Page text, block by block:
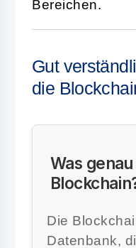
Bereichen.
Gut
die
Was
Die
Datenbank,